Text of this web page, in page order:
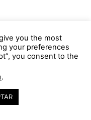
you the most
your preferences
you consent to the
.